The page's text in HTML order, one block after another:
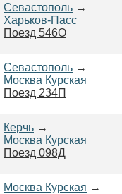
Севастополь →
Харьков-Пасс
Поезд 546О
Севастополь →
Москва Курская
Поезд 234П
Керчь →
Москва Курская
Поезд 098Д
Москва Курская →